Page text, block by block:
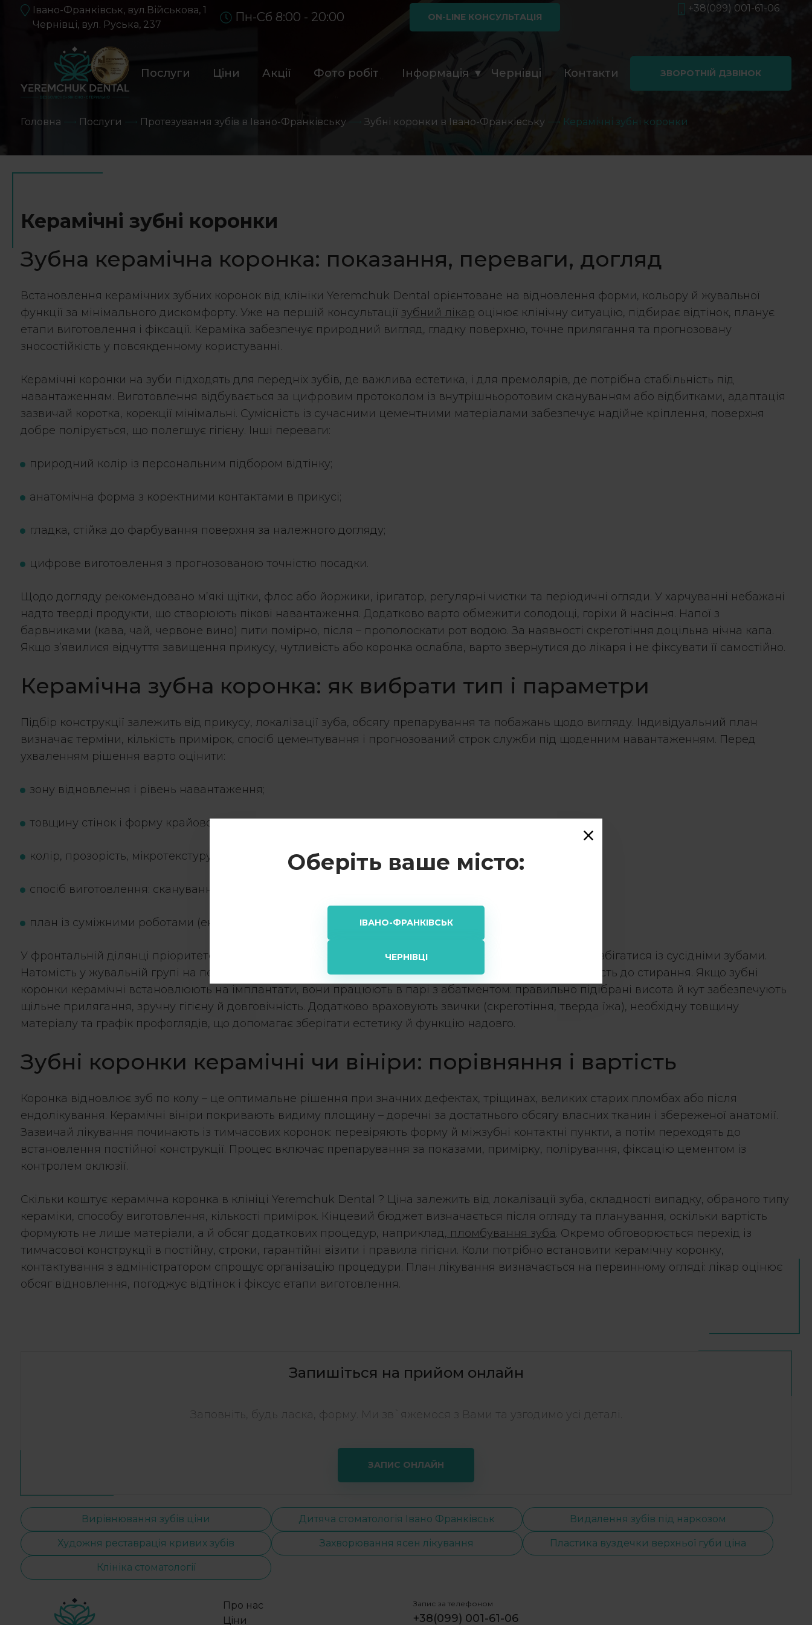
Івано-Франківськ, вул.Військова, 1
Чернівці, вул. Руська, 237
Пн-Сб 8:00 - 20:00 ON-LINE КОНСУЛЬТАЦІЯ
+38(099) 001-61-06
Послуги Ціни Акції Фото робіт Інформація Чернівці Контакти ЗВОРОТНІЙ ДЗВІНОК
Головна Послуги Протезування зубів в Івано-Франківську Зубні коронки в Івано-Франківську Керамічні зубні коронки
Керамічні зубні коронки
Зубна керамічна коронка: показання, переваги, догляд
Встановлення керамічних зубних коронок від клініки Yeremchuk Dental орієнтоване на відновлення форми, кольору й жувальної
функції за мінімального дискомфорту. Уже на першій консультації зубний лікар оцінює клінічну ситуацію, підбирає відтінок, планує
етапи виготовлення і фіксації. Кераміка забезпечує природний вигляд, гладку поверхню, точне прилягання та прогнозовану
зносостійкість у повсякденному користуванні.
Керамічні коронки на зуби підходять для передніх зубів, де важлива естетика, і для премолярів, де потрібна стабільність під
навантаженням. Виготовлення відбувається за цифровим протоколом із внутрішньоротовим скануванням або відбитками, адаптація
зазвичай коротка, корекції мінімальні. Сумісність із сучасними цементними матеріалами забезпечує надійне кріплення, поверхня
добре полірується, що полегшує гігієну. Інші переваги:
природний колір із персональним підбором відтінку;
анатомічна форма з коректними контактами в прикусі;
гладка, стійка до фарбування поверхня за належного догляду;
цифрове виготовлення з прогнозованою точністю посадки.
Щодо догляду рекомендовано м’які щітки, флос або йоржики, іригатор, регулярні чистки та періодичні огляди. У харчуванні небажані
надто тверді продукти, що створюють пікові навантаження. Додатково варто обмежити солодощі, горіхи й насіння. Напої з
барвниками (кава, чай, червоне вино) пити помірно, після – прополоскати рот водою. За наявності скреготіння доцільна нічна капа.
Якщо з’явилися відчуття завищення прикусу, чутливість або коронка ослабла, варто звернутися до лікаря і не фіксувати її самостійно.
Керамічна зубна коронка: як вибрати тип і параметри
Підбір конструкції залежить від прикусу, локалізації зуба, обсягу препарування та побажань щодо вигляду. Індивідуальний план
визначає терміни, кількість примірок, спосіб цементування і прогнозований строк служби під щоденним навантаженням. Перед
ухваленням рішення варто оцінити:
зону відновлення і рівень навантаження;
товщину стінок і форму крайового переходу;
колір, прозорість, мікротекстуру емалі;
спосіб виготовлення: сканування чи відбитки;
план із суміжними роботами (ендодонтія, реставрації сусідніх поверхонь).
У фронтальній ділянці пріоритетом є природний вигляд, тому колір, прозорість і форма мають точно збігатися із сусідніми зубами.
Натомість у жувальній групі на перший план виходять міцність, стабільні оклюзійні контакти та стійкість до стирання. Якщо зубні
коронки керамічні встановлюють на імплантати, вони працюють в парі з абатментом: правильно підібрані висота й кут забезпечують
щільне прилягання, зручну гігієну й довговічність. Додатково враховують звички (скреготіння, тверда їжа), необхідну товщину
матеріалу та графік профоглядів, що допомагає зберігати естетику й функцію надовго.
Зубні коронки керамічні чи вініри: порівняння і вартість
Коронка відновлює зуб по колу – це оптимальне рішення при значних дефектах, тріщинах, великих старих пломбах або після
ендолікування. Керамічні вініри покривають видиму площину – доречні за достатнього обсягу власних тканин і збереженої анатомії.
Зазвичай лікування починають із тимчасових коронок: перевіряють форму й міжзубні контактні пункти, а потім переходять до
встановлення постійної конструкції. Процес включає препарування за показами, примірку, полірування, фіксацію цементом із
контролем оклюзії.
Скільки коштує керамічна коронка в клініці Yeremchuk Dental ? Ціна залежить від локалізації зуба, складності випадку, обраного типу
кераміки, способу виготовлення, кількості примірок. Кінцевий бюджет визначається після огляду та планування, оскільки вартість
формують не лише матеріали, а й обсяг додаткових процедур, наприклад, пломбування зуба. Окремо обговорюється перехід із
тимчасової конструкції в постійну, строки, гарантійні візити і правила гігієни. Коли потрібно встановити керамічну коронку,
контактування з адміністратором спрощує організацію процедури. План лікування визначається на первинному огляді: лікар оцінює
обсяг відновлення, погоджує відтінок і фіксує етапи виготовлення.
Запишіться на прийом онлайн
Заповніть, будь ласка, форму. Ми зв`яжемося з Вами та узгодимо усі деталі.
ЗАПИС ОНЛАЙН
Вирівнювання зубів ціни Дитяча стоматологія Івано Франківськ Видалення зубів під наркозом
Художня реставрація кривих зубів Захворювання ясен лікування Пластика вуздечки верхньої губи ціна
Клініка стоматології
Про нас
Ціни
Запис за телефоном
+38(099) 001-61-06
Оберіть ваше місто:
ІВАНО-ФРАНКІВСЬК
ЧЕРНІВЦІ